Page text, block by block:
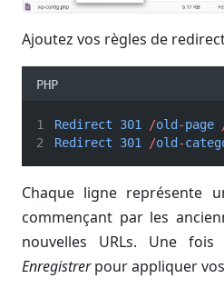
Ajoutez vos règles de
PHP
Redirect 301 /old -page
Redirect
301 /old -
Chaque ligne représente
commençant par les
nouvelles URLs. Une
Enregistrerpour appliquer